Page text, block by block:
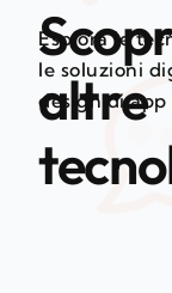
altre
Esplora le
le soluzioni
design di app